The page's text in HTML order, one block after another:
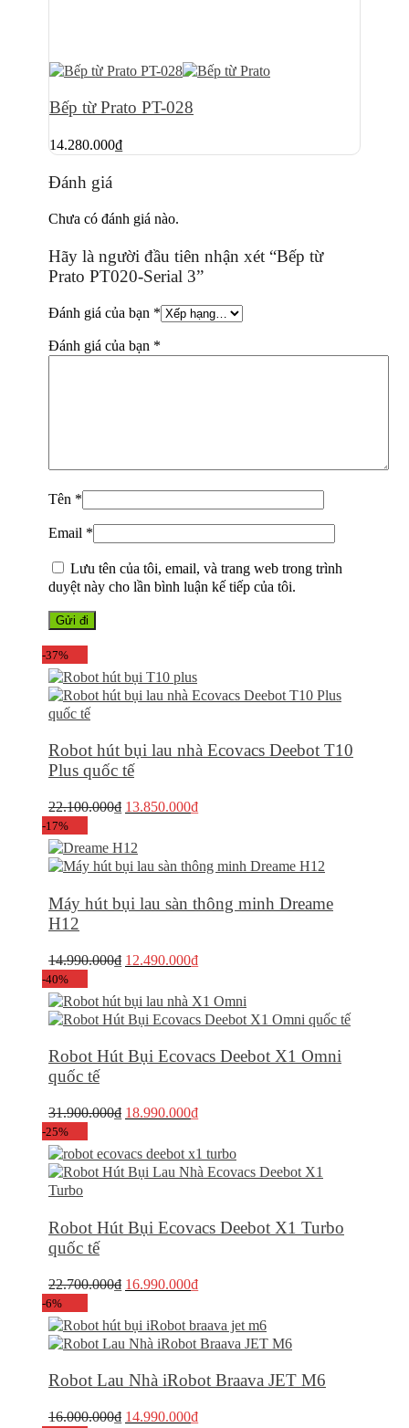
Bếp từ Prato PT-028
14.280.000₫
Đánh giá
Chưa có đánh giá nào.
Hãy là người đầu tiên nhận xét “Bếp từ
Prato PT020-Serial 3”
Đánh giá của bạn *
Đánh giá của bạn *
Tên *
Email *
Lưu tên của tôi, email, và trang web trong trình
duyệt này cho lần bình luận kế tiếp của tôi.
-37%
Robot hút bụi lau nhà Ecovacs Deebot T10
Plus quốc tế
22.100.000₫ Giá
là:
22.100.000₫.
13.850.000₫Giá
là:
13.850.000₫.
-17%
Máy hút bụi lau sàn thông minh Dreame
H12
14.990.000₫ Giá
là:
14.990.000₫.
12.490.000₫Giá
tại
là:
12.490.000₫.
-40%
Robot Hút Bụi Ecovacs Deebot X1 Omni
quốc tế
31.900.000₫ Giá
là:
31.900.000₫.
18.990.000₫Giá
tại
là:
-25%
Robot Hút Bụi Ecovacs Deebot X1 Turbo
quốc tế
22.700.000₫ Giá
là:
22.700.000₫.
16.990.000₫Giá
tại
là:
16.990.000₫.
-6%
Robot Lau Nhà iRobot Braava JET M6
16.000.000₫ Giá
14.990.000₫Giá